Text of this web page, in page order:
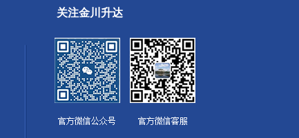
关注金川升达